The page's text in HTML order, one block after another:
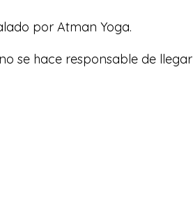
por Atman Yoga.
se hace responsable de llegar